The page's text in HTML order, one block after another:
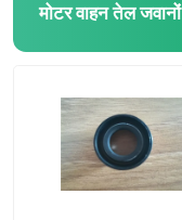
मोटर वाहन तेल जवानों